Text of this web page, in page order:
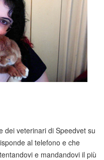
dei veterinari di Speedvet su
al telefono e che
e mandandovi il più